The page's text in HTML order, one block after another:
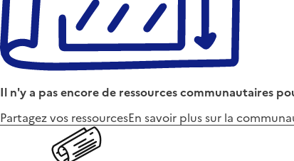
Il n'y a pas encore de ressources communautaires
Partagez vos ressourcesEn savoir plus sur la